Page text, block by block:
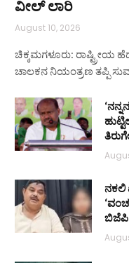
ವೀಲ್ ಲಾರಿ
August 10, 2026
ಚಿಕ್ಕಮಗಳೂರು: ರಾಷ್ಟ್ರೀಯ
ಚಾಲಕನ ನಿಯಂತ್ರಣ ತಪ್ಪಿ
ನಕಲಿ
ಬಿಜೆಪಿ